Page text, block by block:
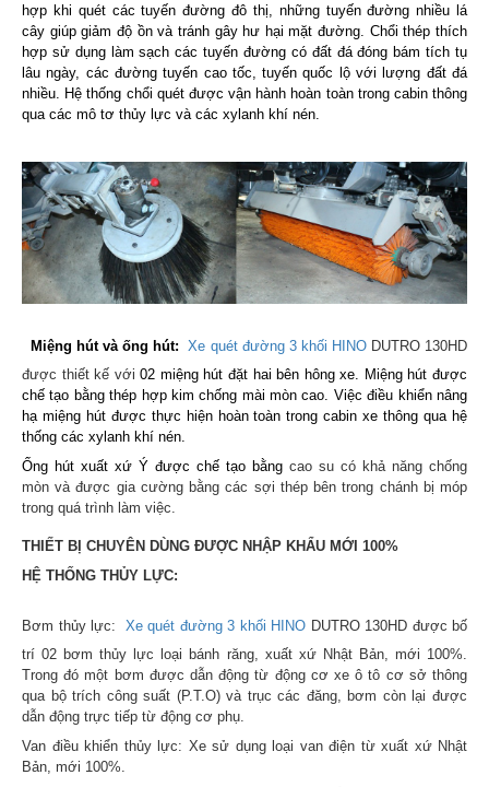
hợp khi quét các tuyến đường đô thị, những tuyến đường nhiều lá
cây giúp giảm độ ồn và tránh gây hư hại mặt đường. Chổi thép thích
hợp sử dụng làm sạch các tuyến đường có đất đá đóng bám tích tụ
lâu ngày, các đường tuyến cao tốc, tuyến quốc lộ với lượng đất đá
nhiều. Hệ thống chổi quét được vận hành hoàn toàn trong cabin thông
qua các mô tơ thủy lực và các xylanh khí nén.
Miệng hút và ống hút: Xe quét đường 3 khối HINODUTRO 130HD
được thiết kế với02 miệng hút đặt hai bên hông xe. Miệng hút được
chế tạo bằng thép hợp kim chống mài mòn cao. Việc điều khiển nâng
hạ miệng hút được thực hiện hoàn toàn trong cabin xe thông qua hệ
thống các xylanh khí nén.
Ống hút xuất xứ Ý được chế tạo bằng cao su có khả năng chống
mòn và được gia cường bằng các sợi thép bên trong chánh bị móp
trong quá trình làm việc.
THIẾT BỊ CHUYÊN DÙNG ĐƯỢC NHẬP KHẨU MỚI 100%
HỆ THỐNG THỦY LỰC:
Bơm thủy lực: Xe quét đường 3 khối HINO DUTRO 130HD được bố
trí 02 bơm thủy lực loại bánh răng, xuất xứ Nhật Bản, mới 100%.
Trong đó một bơm được dẫn động từ động cơ xe ô tô cơ sở thông
qua bộ trích công suất (P.T.O) và trục các đăng, bơm còn lại được
dẫn động trực tiếp từ động cơ phụ.
Van điều khiển thủy lực: Xe sử dụng loại van điện từ xuất xứ Nhật
Bản, mới 100%.